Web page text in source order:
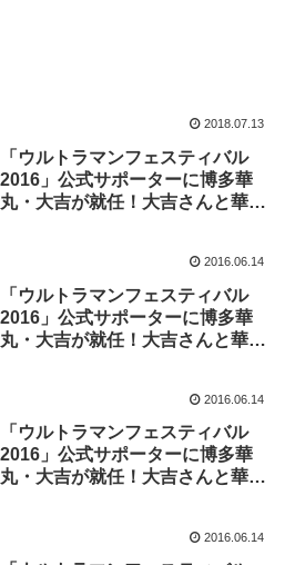
2018.07.13
「ウルトラマンフェスティバル
2016」公式サポーターに博多華
丸・大吉が就任！大吉さんと華丸
2016.06.14
「ウルトラマンフェスティバル
2016」公式サポーターに博多華
丸・大吉が就任！大吉さんと華丸
2016.06.14
「ウルトラマンフェスティバル
2016」公式サポーターに博多華
丸・大吉が就任！大吉さんと華丸
2016.06.14